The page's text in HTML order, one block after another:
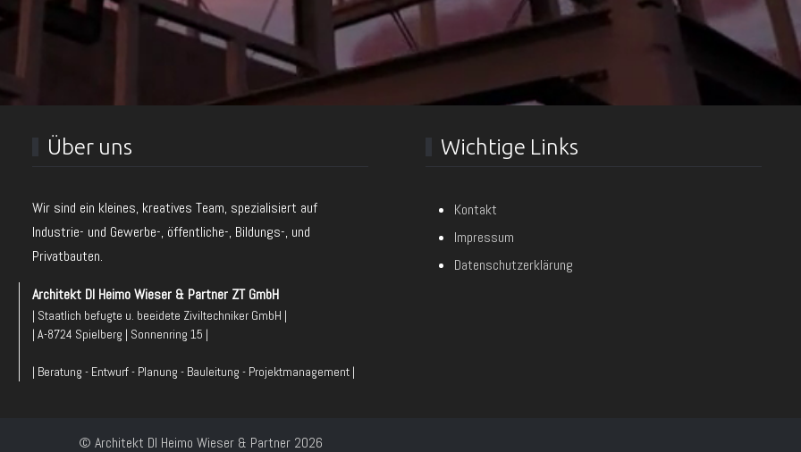
Über uns
Wir sind ein kleines, kreatives Team, spezialisiert auf
Industrie- und Gewerbe-, öffentliche-, Bildungs-, und
Privatbauten.
Architekt DI Heimo Wieser & Partner ZT GmbH
| Staatlich befugte u. beeidete Ziviltechniker GmbH |
| A-8724 Spielberg | Sonnenring 15 |
| Beratung - Entwurf - Planung - Bauleitung - Projektmanagement |
Wichtige Links
Kontakt
Impressum
Datenschutzerklärung
© Architekt DI Heimo Wieser & Partner 2026